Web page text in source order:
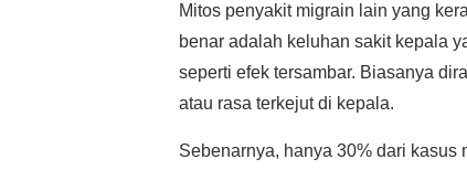
Mitos penyakit migrain lain yang
benar adalah keluhan sakit kepala
seperti efek tersambar. Biasanya
atau rasa terkejut di kepala.
Sebenarnya, hanya 30% dari